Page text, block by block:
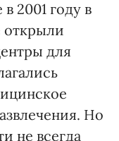
2001 году в
открыли
для
Но
не всегда